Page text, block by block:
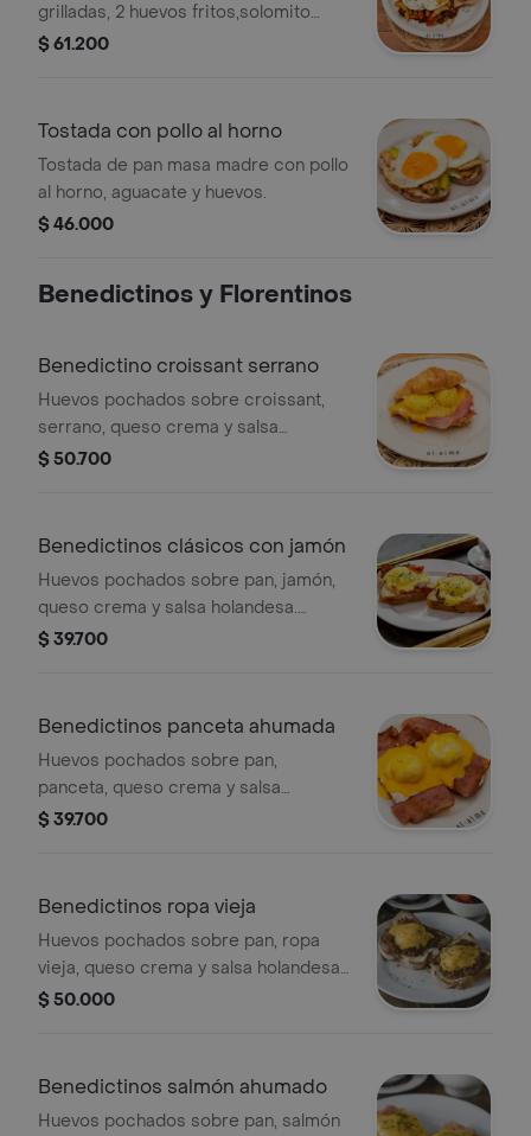
grilladas, 2 huevos fritos,solomito
(preparación lomo saltado peruano),
$ 61.200
Tostada con pollo al horno
Tostada de pan masa madre con pollo
al horno, aguacate y huevos.
$ 46.000
Benedictinos y Florentinos
Benedictino croissant serrano
Huevos pochados sobre croissant,
serrano, queso crema y salsa
holandesa. incluye porción de fruta.
$ 50.700
Benedictinos clásicos con jamón
Huevos pochados sobre pan, jamón,
queso crema y salsa holandesa.
incluye porción de fruta.
$ 39.700
Benedictinos panceta ahumada
Huevos pochados sobre pan,
panceta, queso crema y salsa
holandesa. incluye porción de fruta.
$ 39.700
Benedictinos ropa vieja
Huevos pochados sobre pan, ropa
vieja, queso crema y salsa holandesa.
incluye porción de fruta.
$ 50.000
Benedictinos salmón ahumado
Huevos pochados sobre pan, salmón